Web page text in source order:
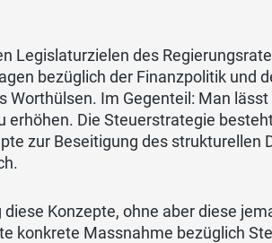
Legislaturzielen des
bezüglich der Finanzpolitik und
Im Gegenteil: Man
Die Steuerstrategie
zur Beseitigung des strukturellen
Konzepte, ohne aber diese
konkrete Massnahme bezüglich